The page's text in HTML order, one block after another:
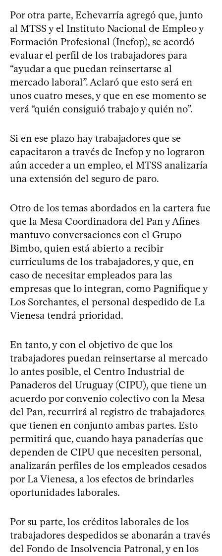
Por otra parte, Echevarría agregó que, junto
al MTSS y el Instituto Nacional de Empleo y
Formación Profesional (Inefop), se acordó
evaluar el perfil de los trabajadores para
“ayudar a que puedan reinsertarse al
mercado laboral”. Aclaró que esto será en
unos cuatro meses, y que en ese momento se
verá “quién consiguió trabajo y quién no”.
Si en ese plazo hay trabajadores que se
capacitaron a través de Inefop y no lograron
aún acceder a un empleo, el MTSS analizaría
una extensión del seguro de paro.
Otro de los temas abordados en la cartera fue
que la Mesa Coordinadora del Pan y Afines
mantuvo conversaciones con el Grupo
Bimbo, quien está abierto a recibir
currículums de los trabajadores, y que, en
caso de necesitar empleados para las
empresas que lo integran, como Pagnifique y
Los Sorchantes, el personal despedido de La
Vienesa tendrá prioridad.
En tanto, y con el objetivo de que los
trabajadores puedan reinsertarse al mercado
lo antes posible, el Centro Industrial de
Panaderos del Uruguay (CIPU), que tiene un
acuerdo por convenio colectivo con la Mesa
del Pan, recurrirá al registro de trabajadores
que tienen en conjunto ambas partes. Esto
permitirá que, cuando haya panaderías que
dependen de CIPU que necesiten personal,
analizarán perfiles de los empleados cesados
por La Vienesa, a los efectos de brindarles
oportunidades laborales.
Por su parte, los créditos laborales de los
trabajadores despedidos se abonarán a través
del Fondo de Insolvencia Patronal, y en los